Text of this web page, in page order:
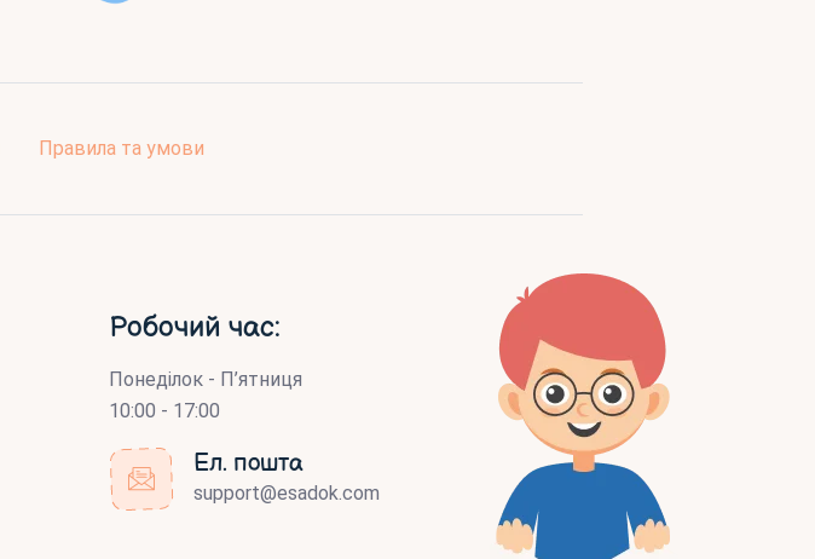
Правила та умови
Робочий час:
Понеділок - П’ятниця
10:00 - 17:00
Ел. пошта
support@esadok.com